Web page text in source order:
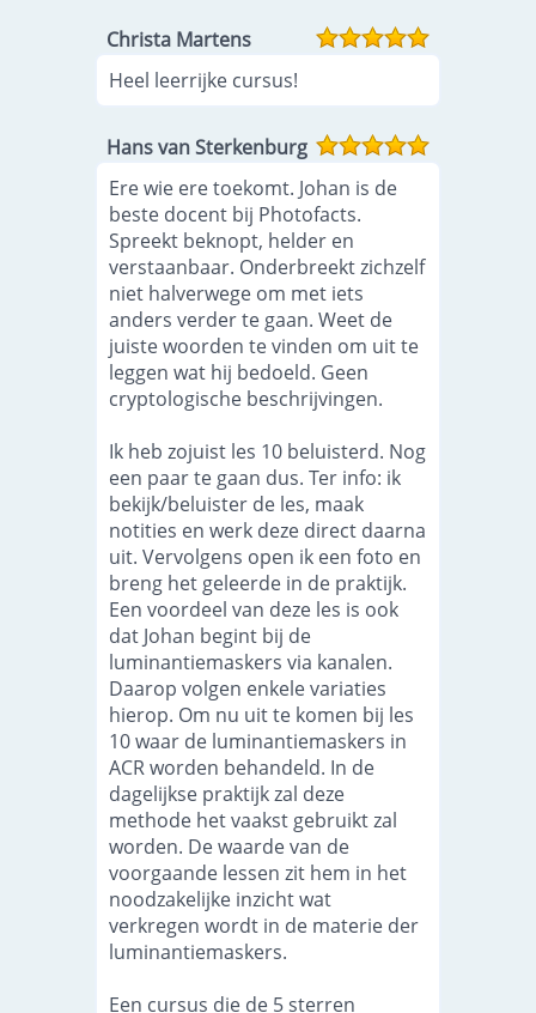
Christa Martens
Heel leerrijke cursus!
Hans van Sterkenburg
Ere wie ere toekomt. Johan is de
beste docent bij Photofacts.
Spreekt beknopt, helder en
verstaanbaar. Onderbreekt zichzelf
niet halverwege om met iets
anders verder te gaan. Weet de
juiste woorden te vinden om uit te
leggen wat hij bedoeld. Geen
cryptologische beschrijvingen.
Ik heb zojuist les 10 beluisterd. Nog
een paar te gaan dus. Ter info: ik
bekijk/beluister de les, maak
notities en werk deze direct daarna
uit. Vervolgens open ik een foto en
breng het geleerde in de praktijk.
Een voordeel van deze les is ook
dat Johan begint bij de
luminantiemaskers via kanalen.
Daarop volgen enkele variaties
hierop. Om nu uit te komen bij les
10 waar de luminantiemaskers in
ACR worden behandeld. In de
dagelijkse praktijk zal deze
methode het vaakst gebruikt zal
worden. De waarde van de
voorgaande lessen zit hem in het
noodzakelijke inzicht wat
verkregen wordt in de materie der
luminantiemaskers.
Een cursus die de 5 sterren